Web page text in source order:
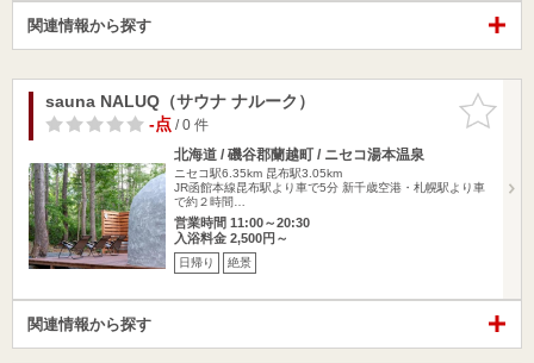
関連情報から探す
お気に入
りに追加
sauna NALUQ（サウナ ナルーク）
-点/ 0 件
北海道 / 磯谷郡蘭越町 / ニセコ湯本温泉
ニセコ駅6.35km 昆布駅3.05km
JR函館本線昆布駅より車で5分 新千歳空港・札幌駅より車
で約２時間…
営業時間 11:00～20:30
入浴料金 2,500円～
日帰り 絶景
関連情報から探す